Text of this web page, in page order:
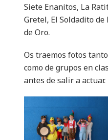
Siete Enanitos, La
Gretel, El Soldadito de
de Oro.
Os traemos fotos
como de grupos en
antes de salir a actuar.